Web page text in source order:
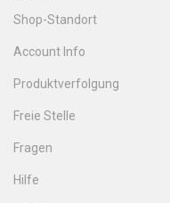
Shop-Standort
Account Info
Produktverfolgung
Freie Stelle
Fragen
Hilfe